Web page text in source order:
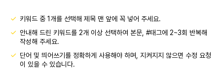
키워드 중 1개를 선택해 제목 맨 앞에 꼭 넣어 주세요.
안내해 드린 키워드를 2개 이상 선택하여 본문, #태그에 2~3회 반복해
작성해 주세요.
단어 및 띄어쓰기를 정확하게 사용해야 하며, 지켜지지 않으면 수정 요청
이 있을 수 있습니다.